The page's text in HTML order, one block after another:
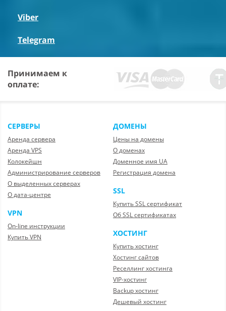
Viber
Telegram
Принимаем к
оплате:
СЕРВЕРЫ
Аренда сервера
Аренда VPS
Колокейшн
Администрирование серверов
О выделенных серверах
О дата-центре
VPN
On-line инструкции
Купить VPN
ДОМЕНЫ
Цены на домены
О доменах
Доменное имя UA
Регистрация домена
SSL
Купить SSL сертификат
Об SSL сертификатах
ХОСТИНГ
Купить хостинг
Хостинг сайтов
Реселлинг хостинга
VIP-хостинг
Backup хостинг
Дешевый хостинг